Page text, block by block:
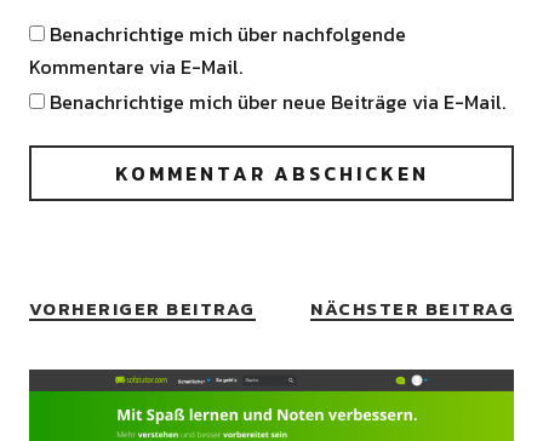
Benachrichtige mich über nachfolgende
Kommentare via E-Mail.
Benachrichtige mich über neue Beiträge via E-Mail.
VORHERIGER BEITRAG NÄCHSTER BEITRAG